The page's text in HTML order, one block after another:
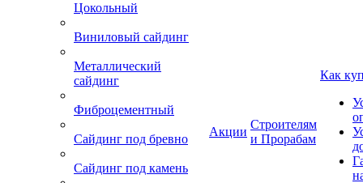
Цокольный
Виниловый сайдинг
Металлический
сайдинг
Фиброцементный
Сайдинг под бревно
Сайдинг под камень
Акции
Строителям
и Прорабам
Как